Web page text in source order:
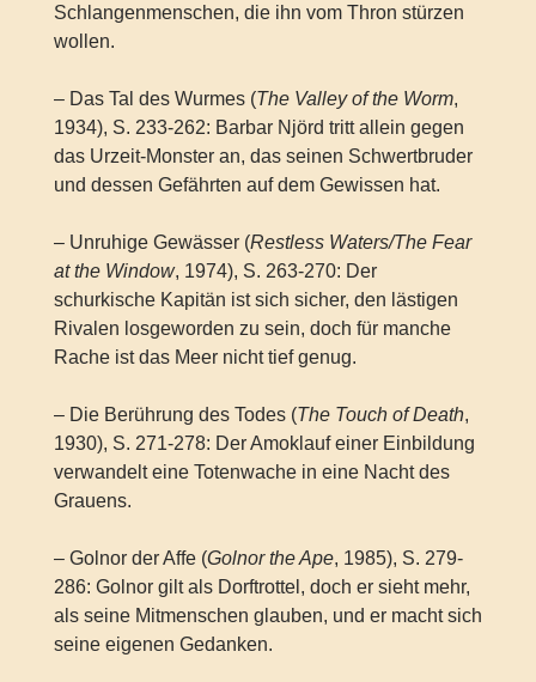
Schlangenmenschen, die ihn vom Thron stürzen
wollen.
– Das Tal des Wurmes (The Valley of the Worm,
1934), S. 233-262: Barbar Njörd tritt allein gegen
das Urzeit-Monster an, das seinen Schwertbruder
und dessen Gefährten auf dem Gewissen hat.
– Unruhige Gewässer (Restless Waters/The Fear
at the Window, 1974), S. 263-270: Der
schurkische Kapitän ist sich sicher, den lästigen
Rivalen losgeworden zu sein, doch für manche
Rache ist das Meer nicht tief genug.
– Die Berührung des Todes (The Touch of Death,
1930), S. 271-278: Der Amoklauf einer Einbildung
verwandelt eine Totenwache in eine Nacht des
Grauens.
– Golnor der Affe (Golnor the Ape, 1985), S. 279-
286: Golnor gilt als Dorftrottel, doch er sieht mehr,
als seine Mitmenschen glauben, und er macht sich
seine eigenen Gedanken.